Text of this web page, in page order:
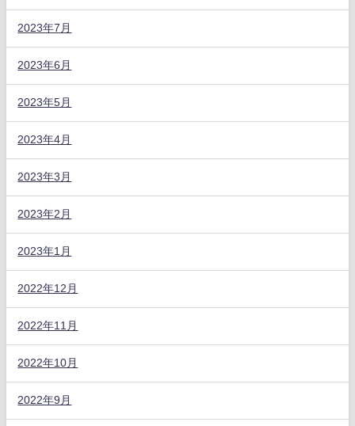
2023年7月
2023年6月
2023年5月
2023年4月
2023年3月
2023年2月
2023年1月
2022年12月
2022年11月
2022年10月
2022年9月